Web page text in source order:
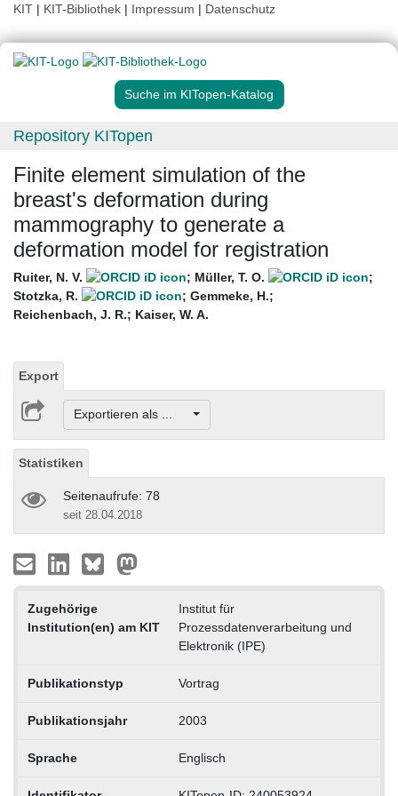
KIT | KIT-Bibliothek | Impressum | Datenschutz
Suche im KITopen-Katalog
Repository KITopen
Finite element simulation of the
breast's deformation during
mammography to generate a
deformation model for registration
Ruiter, N. V. ; Müller, T. O.
;
Stotzka, R.
; Gemmeke, H.;
Reichenbach, J. R.; Kaiser, W. A.
Export
Exportieren als ...
Statistiken
Seitenaufrufe: 78
seit 28.04.2018
Zugehörige
Institution(en) am KIT
Institut für
Prozessdatenverarbeitung und
Elektronik (IPE)
Publikationstyp Vortrag
Publikationsjahr 2003
Sprache Englisch